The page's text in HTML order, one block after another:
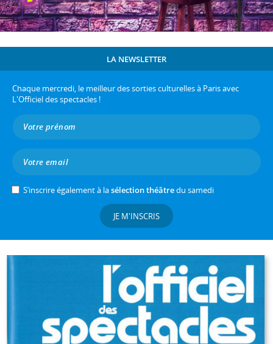
LA NEWSLETTER
Chaque mercredi, le meilleur des sorties culturelles à Paris avec
L'Officiel des spectacles !
S’inscrire également à lasélection théâtredu samedi
JE M'INSCRIS